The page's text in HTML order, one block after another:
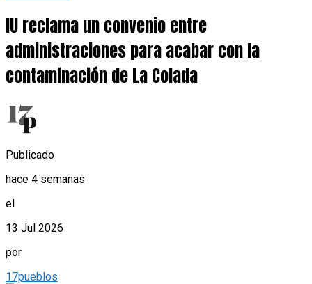
IU reclama un convenio entre
administraciones para acabar con la
contaminación de La Colada
Publicado
hace 4 semanas
el
13 Jul 2026
por
17pueblos